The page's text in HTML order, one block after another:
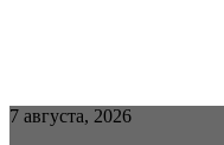
7 августа, 2026